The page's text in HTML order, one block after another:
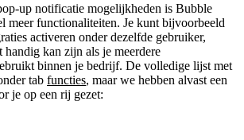
up notificatie mogelijkheden is Bubble
meer functionaliteiten. Je kunt bijvoorbeeld
activeren onder dezelfde gebruiker,
handig kan zijn als je meerdere
binnen je bedrijf. De volledige lijst met
tab functies, maar we hebben alvast een
je op een rij gezet: